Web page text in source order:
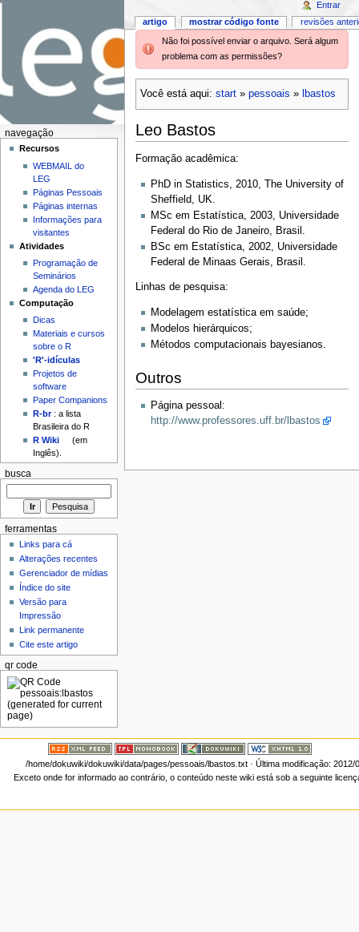
Não foi possível enviar o arquivo. Será algum
problema com as permissões?
Você está aqui: start» pessoais » lbastos
Leo Bastos
Formação acadêmica:
PhD in Statistics, 2010, The University of
Sheffield, UK.
MSc em Estatística, 2003, Universidade
Federal do Rio de Janeiro, Brasil.
BSc em Estatística, 2002, Universidade
Federal de Minaas Gerais, Brasil.
Linhas de pesquisa:
Modelagem estatística em saúde;
Modelos hierárquicos;
Métodos computacionais bayesianos.
Outros
Página pessoal:
http://www.professores.uff.br/lbastos
artigo mostrar código fonte revisões
Entrar
navegação
Recursos
WEBMAIL do
LEG
Páginas Pessoais
Páginas internas
Informações para
visitantes
Atividades
Programação de
Seminários
Agenda do LEG
Computação
Dicas
Materiais e cursos
sobre o R
'R'-idículas
Projetos de
software
Paper Companions
R-br: a lista
Brasileira do R
R Wiki
(em
Inglês).
busca
ferramentas
Links para cá
Alterações recentes
Gerenciador de mídias
Índice do site
Versão para
Impressão
Link permanente
Cite este artigo
qr code
/home/dokuwiki/dokuwiki/data/pages/pessoais/lbastos.txt· Última modificação:
Exceto onde for informado ao contrário, o conteúdo neste wiki está sob a seguinte